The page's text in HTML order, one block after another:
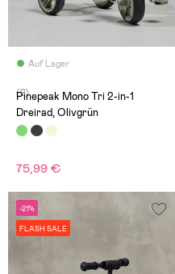
Auf Lager
(2)
Pinepeak Mono Tri 2-in-1
Dreirad, Olivgrün
75,99 €
-21%
FLASH SALE